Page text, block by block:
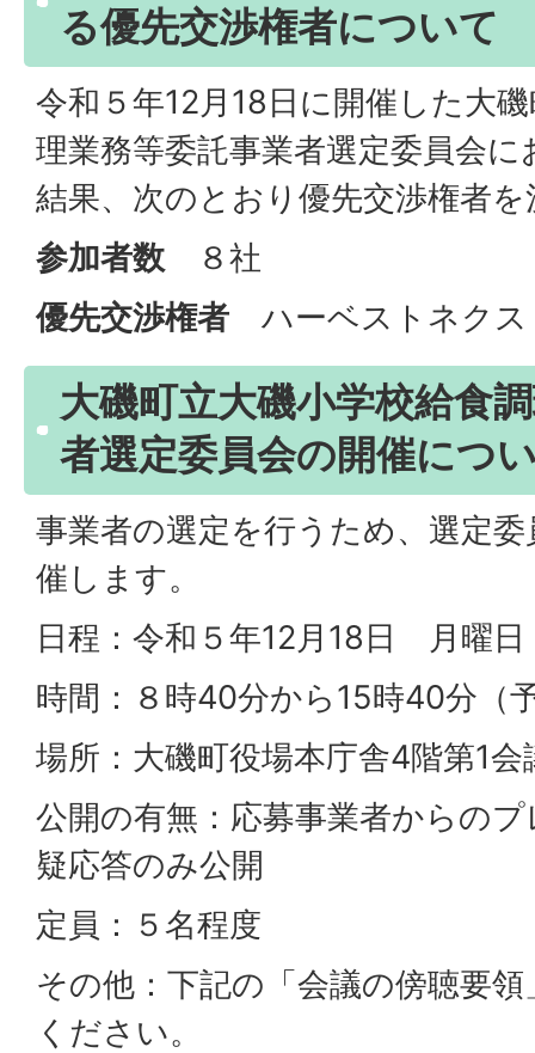
る優先交渉権者について
令和５年12月18日に開催した大
理業務等委託事業者選定委員会
結果、次のとおり優先交渉権者
参加者数 ８社
優先交渉権者 ハーベストネクス
大磯町立大磯小学校給食
者選定委員会の開催につ
事業者の選定を行うため、選定
催します。
日程：令和５年12月18日 月曜日
時間：８時40分から15時40分（
場所：大磯町役場本庁舎4階第1会
公開の有無：応募事業者からの
疑応答のみ公開
定員：５名程度
その他：下記の「会議の傍聴要
ください。